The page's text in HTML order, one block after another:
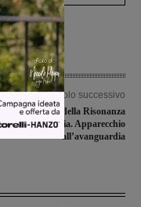
Articolo successivo
l’attività della Risonanza
alla Gruccia. Apparecchio
all’avanguardia